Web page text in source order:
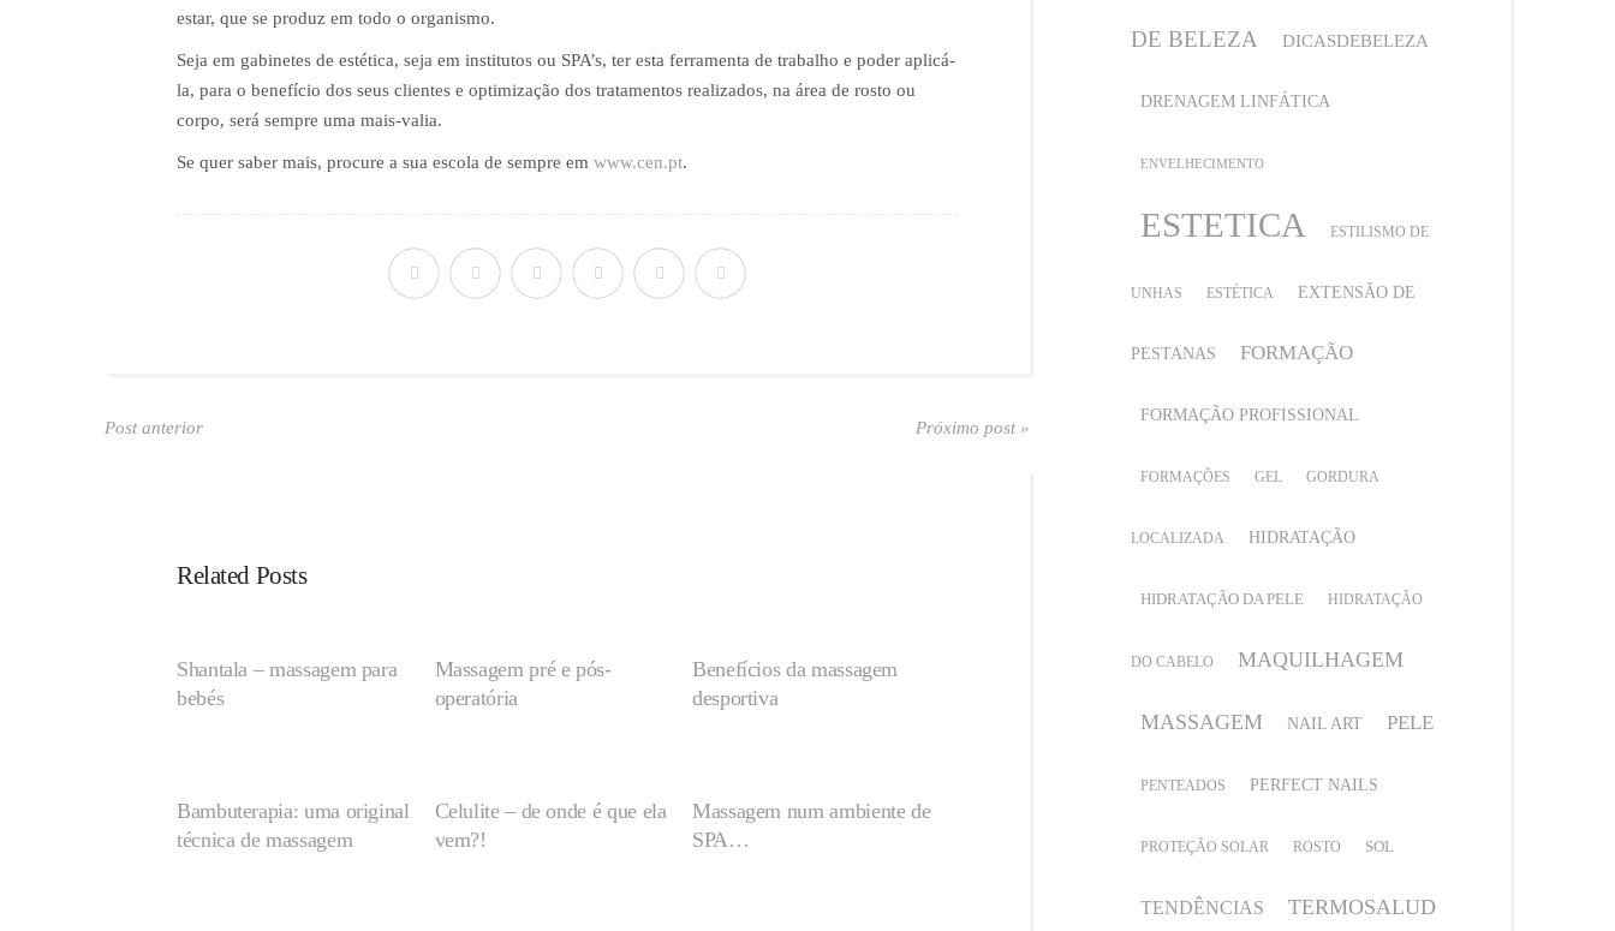
estar, que se produz em todo o organismo.
Seja em gabinetes de estética, seja em institutos ou SPA’s, ter esta ferramenta de trabalho e poder aplicá-
la, para o benefício dos seus clientes e optimização dos tratamentos realizados, na área de rosto ou
corpo, será sempre uma mais-valia.
Se quer saber mais, procure a sua escola de sempre em www.cen.pt.
Post anterior Próximo post »
Related Posts
Shantala – massagem para
bebés
Massagem pré e pós-
operatória
Benefícios da massagem
desportiva
Bambuterapia: uma original
técnica de massagem
Celulite – de onde é que ela
vem?!
Massagem num ambiente de
SPA…
DE BELEZA DICASDEBELEZA
DRENAGEM LINFÁTICA
ENVELHECIMENTO
ESTETICA ESTILISMO DE
UNHAS ESTÉTICA EXTENSÃO DE
PESTANAS FORMAÇÃO
FORMAÇÃO PROFISSIONAL
FORMAÇÕES GEL GORDURA
LOCALIZADA HIDRATAÇÃO
HIDRATAÇÃO DA PELE HIDRATAÇÃO
DO CABELO MAQUILHAGEM
MASSAGEM NAIL ART PELE
PENTEADOS PERFECT NAILS
PROTEÇÃO SOLAR ROSTO SOL
TENDÊNCIAS TERMOSALUD